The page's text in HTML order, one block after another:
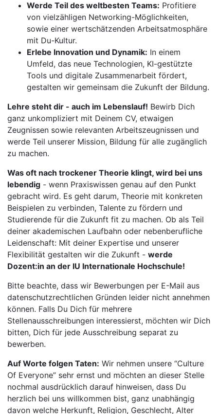
Werde Teil des weltbesten Teams: Profitiere
von vielzähligen Networking-Möglichkeiten,
sowie einer wertschätzenden Arbeitsatmosphäre
mit Du-Kultur.
Erlebe Innovation und Dynamik: In einem
Umfeld, das neue Technologien, KI-gestützte
Tools und digitale Zusammenarbeit fördert,
gestalten wir gemeinsam die Zukunft der Bildung.
Lehre steht dir - auch im Lebenslauf! Bewirb Dich
ganz unkompliziert mit Deinem CV, etwaigen
Zeugnissen sowie relevanten Arbeitszeugnissen und
werde Teil unserer Mission, Bildung für alle zugänglich
zu machen.
Was oft nach trockener Theorie klingt, wird bei uns
lebendig - wenn Praxiswissen genau auf den Punkt
gebracht wird. Es geht darum, Theorie mit konkreten
Beispielen zu verbinden, Talente zu fördern und
Studierende für die Zukunft fit zu machen. Ob als Teil
deiner akademischen Laufbahn oder nebenberufliche
Leidenschaft: Mit deiner Expertise und unserer
Flexibilität gestalten wir die Zukunft - werde
Dozent:in an der IU Internationale Hochschule!
Bitte beachte, dass wir Bewerbungen per E-Mail aus
datenschutzrechtlichen Gründen leider nicht annehmen
können. Falls Du Dich für mehrere
Stellenausschreibungen interessierst, möchten wir Dich
bitten, Dich für jede Ausschreibung separat zu
bewerben.
Auf Worte folgen Taten: Wir nehmen unsere “Culture
Of Everyone” sehr ernst und möchten an dieser Stelle
nochmal ausdrücklich darauf hinweisen, dass Du
herzlich bei uns willkommen bist, ganz unabhängig
davon welche Herkunft, Religion, Geschlecht, Alter